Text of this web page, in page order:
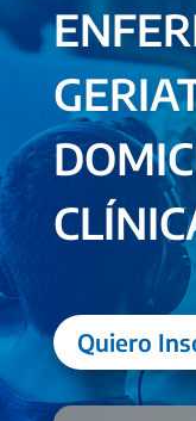
Quiero